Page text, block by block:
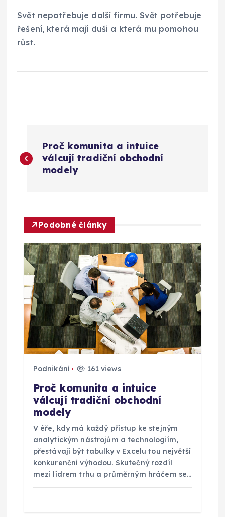
Svět nepotřebuje další firmu. Svět potřebuje
řešení, která mají duši a která mu pomohou
růst.
a
g
a
c
e
p
r
Proč komunita a intuice
válcují tradiční obchodní
modely
Podobné články
Podnikání 161 views
Proč komunita a intuice
válcují tradiční obchodní
modely
V éře, kdy má každý přístup ke stejným
analytickým nástrojům a technologiím,
přestávají být tabulky v Excelu tou největší
konkurenční výhodou. Skutečný rozdíl
mezi lídrem trhu a průměrným hráčem se…